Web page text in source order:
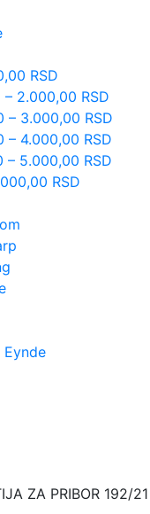
RSD
– 2.000,00 RSD
– 3.000,00 RSD
– 4.000,00 RSD
– 5.000,00 RSD
RSD
Eynde
ZA PRIBOR 192/21